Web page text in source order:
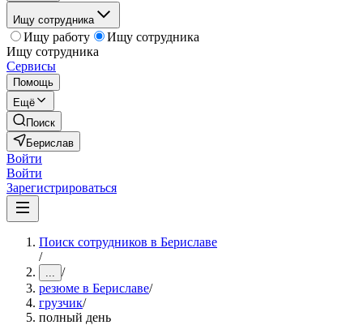
Ищу сотрудника
Ищу работу
Ищу сотрудника
Ищу сотрудника
Сервисы
Помощь
Ещё
Поиск
Берислав
Войти
Войти
Зарегистрироваться
Поиск сотрудников в Бериславе
/
... /
резюме в Бериславе/
грузчик/
полный день